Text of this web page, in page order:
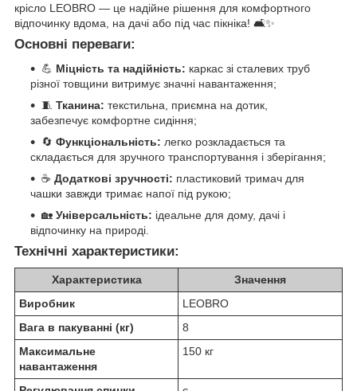
крісло LEOBRO — це надійне рішення для комфортного
відпочинку вдома, на дачі або під час пікніка! 🛋️✨
Основні переваги:
💪 Міцність та надійність: каркас зі сталевих труб
різної товщини витримує значні навантаження;
🧵 Тканина: текстильна, приємна на дотик,
забезпечує комфортне сидіння;
🔄 Функціональність: легко розкладається та
складається для зручного транспортування і зберігання;
☕ Додаткові зручності: пластиковий тримач для
чашки завжди тримає напої під рукою;
🏡 Універсальність: ідеальне для дому, дачі і
відпочинку на природі.
Технічні характеристики:
Характеристика
Значення
Виробник
LEOBRO
Вага в пакуванні (кг)
8
Максимальне
навантаження
150 кг